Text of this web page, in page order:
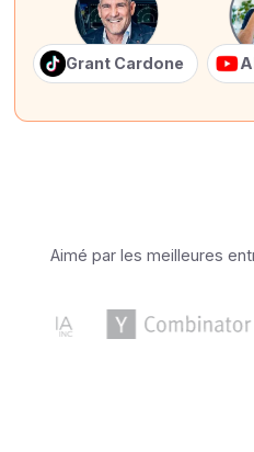
Grant Cardone
Aimé par les meilleures